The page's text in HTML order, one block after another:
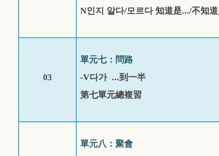
N인지 알다/모르다 知道是.../不知
03
單元七：問路
-V다가...到一半
第七單元總複習
單元八：聚會